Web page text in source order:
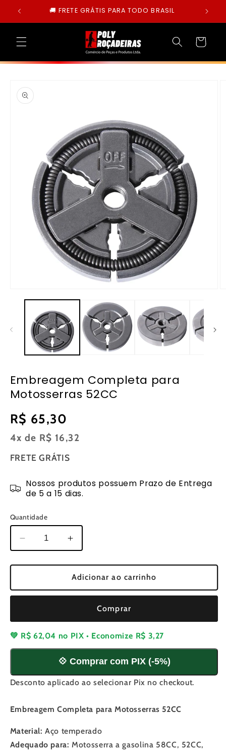
para o
conteúdo
🚚 FRETE GRÁTIS PARA TODO BRASIL
Carrinho
informações
do produto
mídia
modal
Embreagem Completa para
Motosserras 52CC
Preço
normal
R$ 65,30
4x de R$ 16,32
FRETE GRÁTIS
Nossos produtos possuem Prazo de Entrega
de 5 a 15 dias.
Quantidade
Diminuir
a
quantidade
Embreagem
Completa
Motosserras
52CC
Aumentar
a
quantidade
de
Embreagem
Completa
Motosserras
52CC
Adicionar ao carrinho
Comprar
💚 R$ 62,04 no PIX • Economize R$ 3,27
💠 Comprar com PIX (-5%)
Desconto aplicado ao selecionar Pix no checkout.
Embreagem Completa para Motosserras 52CC
Material: Aço temperado
Adequado para: Motosserra a gasolina 58CC, 52CC,